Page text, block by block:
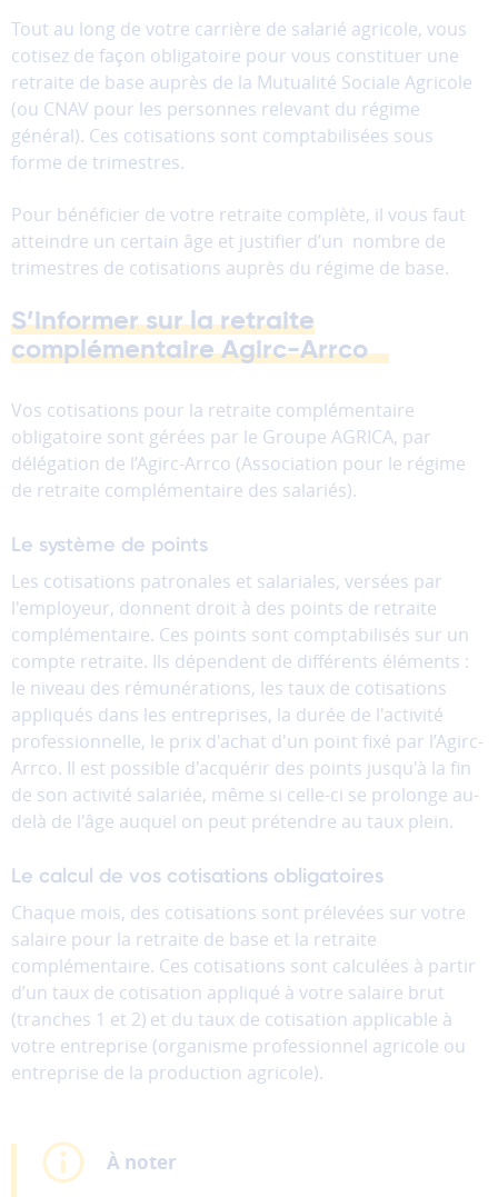
Tout au long de votre carrière de salarié agricole, vous
cotisez de façon obligatoire pour vous constituer une
retraite de base auprès de la Mutualité Sociale Agricole
(ou CNAV pour les personnes relevant du régime
général). Ces cotisations sont comptabilisées sous
forme de trimestres.
Pour bénéficier de votre retraite complète, il vous faut
atteindre un certain âge et justifier d’un nombre de
trimestres de cotisations auprès du régime de base.
S’informer sur la retraite
complémentaire Agirc-Arrco
Vos cotisations pour la retraite complémentaire
obligatoire sont gérées par le Groupe AGRICA, par
délégation de l’Agirc-Arrco (Association pour le régime
de retraite complémentaire des salariés).
Le système de points
Les cotisations patronales et salariales, versées par
l'employeur, donnent droit à des points de retraite
complémentaire. Ces points sont comptabilisés sur un
compte retraite. Ils dépendent de différents éléments :
le niveau des rémunérations, les taux de cotisations
appliqués dans les entreprises, la durée de l'activité
professionnelle, le prix d'achat d'un point fixé par l’Agirc-
Arrco. Il est possible d'acquérir des points jusqu'à la fin
de son activité salariée, même si celle-ci se prolonge au-
delà de l'âge auquel on peut prétendre au taux plein.
Le calcul de vos cotisations obligatoires
Chaque mois, des cotisations sont prélevées sur votre
salaire pour la retraite de base et la retraite
complémentaire. Ces cotisations sont calculées à partir
d’un taux de cotisation appliqué à votre salaire brut
(tranches 1 et 2) et du taux de cotisation applicable à
votre entreprise (organisme professionnel agricole ou
entreprise de la production agricole).
À noter
site
afin
d'améliorer
la
performance
et
qualité
de
nos
services.
Les
cookies
de
(réseaux
sociaux)
Ces
cookies
faire
fonctionner
les
partages
vers
les
réseaux
sociaux.
Annuler
mes